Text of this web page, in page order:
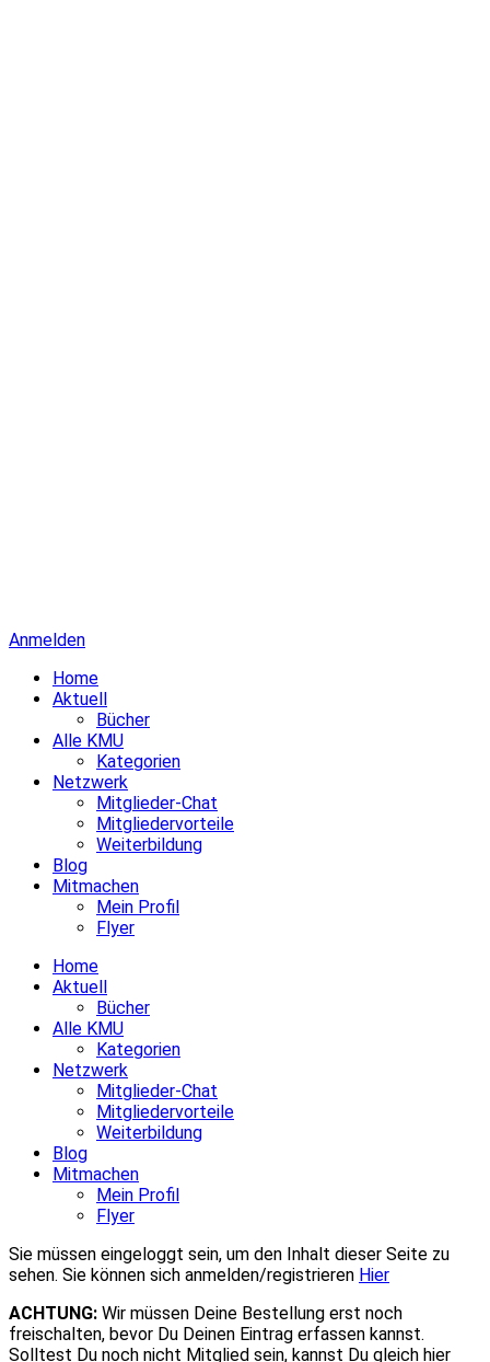
Anmelden
Home
Aktuell
Bücher
Alle KMU
Kategorien
Netzwerk
Mitglieder-Chat
Mitgliedervorteile
Weiterbildung
Blog
Mitmachen
Mein Profil
Flyer
Home
Aktuell
Bücher
Alle KMU
Kategorien
Netzwerk
Mitglieder-Chat
Mitgliedervorteile
Weiterbildung
Blog
Mitmachen
Mein Profil
Flyer
Sie müssen eingeloggt sein, um den Inhalt dieser Seite zu
sehen. Sie können sich anmelden/registrieren Hier
ACHTUNG: Wir müssen Deine Bestellung erst noch
freischalten, bevor Du Deinen Eintrag erfassen kannst.
Solltest Du noch nicht Mitglied sein, kannst Du gleich hier